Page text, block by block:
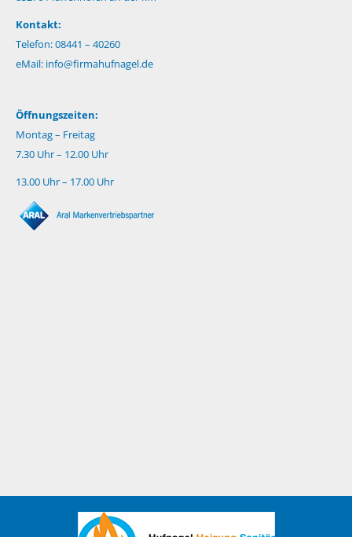
Kontakt:
Telefon: 08441 – 40260
eMail: info@firmahufnagel.de
Öffnungszeiten:
Montag – Freitag
7.30 Uhr – 12.00 Uhr
13.00 Uhr – 17.00 Uhr